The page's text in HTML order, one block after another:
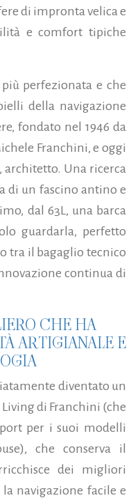
di impronta velica e
e comfort tipiche
perfezionata e che
della navigazione
fondato nel 1946 da
Franchini, e oggi
Una ricerca
di un fascino antino e
dal 63L, una barca
guardarla, perfetto
tra il bagaglio tecnico
continua di
CHE HA
ARTIGIANALE E
diventato un
di Franchini (che
per i suoi modelli
che conserva il
dei migliori
navigazione facile e